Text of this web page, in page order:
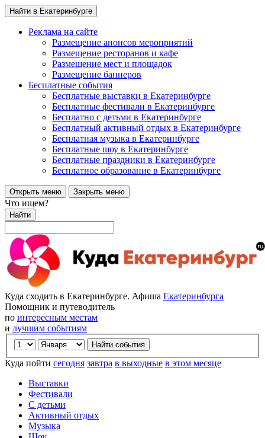
Найти в Екатеринбурге
Реклама на сайте
Размещение анонсов мероприятий
Размещение ресторанов и кафе
Размещение мест и площадок
Размещение баннеров
Бесплатные события
Бесплатные выставки в Екатеринбурге
Бесплатные фестивали в Екатеринбурге
Бесплатно с детьми в Екатеринбурге
Бесплатный активный отдых в Екатеринбурге
Бесплатная музыка в Екатеринбурге
Бесплатные шоу в Екатеринбурге
Бесплатные праздники в Екатеринбурге
Бесплатное образование в Екатеринбурге
Открыть меню Закрыть меню
Что ищем?
Найти
Куда сходить в Екатеринбурге. Афиша Екатеринбурга
Помощник и путеводитель
по интересным местам
и лучшим событиям
Куда пойти сегодня завтра в выходные в этом месяце
Выставки
Фестивали
С детьми
Активный отдых
Музыка